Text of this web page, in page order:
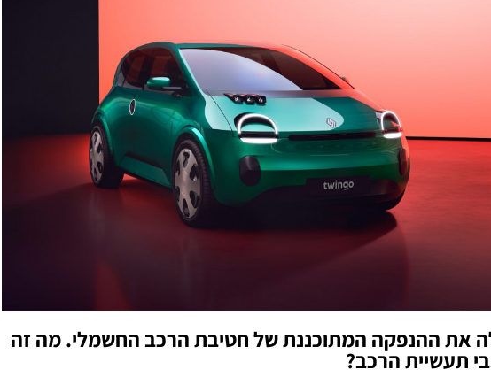
את ההנפקה המתוכננת של חטיבת הרכב החשמלי. מה זה
תעשיית הרכב?